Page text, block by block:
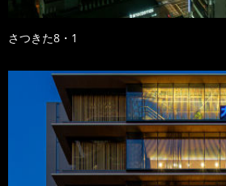
さつきた8・1